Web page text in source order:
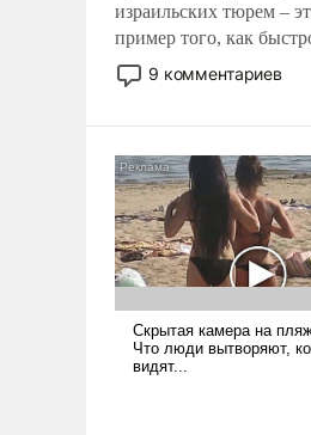
израильских тюрем –
пример того, как
двигаемся по пути
революционных
псевдонаучной
стало всерьез
идеей.
9 комментариев